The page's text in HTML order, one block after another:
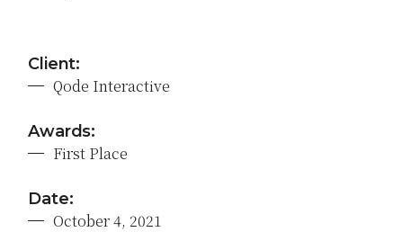
Client:
Qode Interactive
Awards:
First Place
Date:
October 4, 2021